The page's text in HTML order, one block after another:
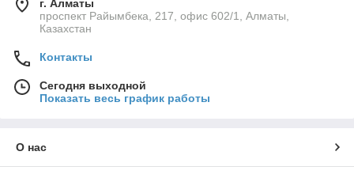
г. Алматы
проспект Райымбека, 217, офис 602/1, Алматы,
Казахстан
Контакты
Сегодня выходной
Показать весь график работы
О нас